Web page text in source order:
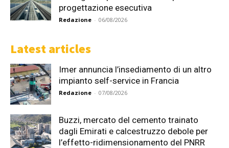
progettazione esecutiva
Redazione - 06/08/2026
Latest articles
Imer annuncia l’insediamento di un altro
impianto self-service in Francia
Redazione - 07/08/2026
Buzzi, mercato del cemento trainato
dagli Emirati e calcestruzzo debole per
l’effetto-ridimensionamento del PNRR